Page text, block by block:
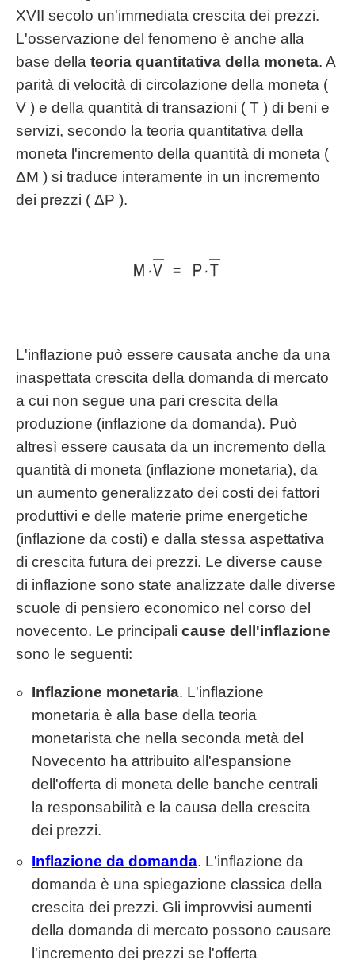
XVII secolo un'immediata crescita dei prezzi.
L'osservazione del fenomeno è anche alla
base della teoria quantitativa della moneta. A
parità di velocità di circolazione della moneta (
V ) e della quantità di transazioni ( T ) di beni e
servizi, secondo la teoria quantitativa della
moneta l'incremento della quantità di moneta (
ΔM ) si traduce interamente in un incremento
dei prezzi ( ΔP ).
L'inflazione può essere causata anche da una
inaspettata crescita della domanda di mercato
a cui non segue una pari crescita della
produzione (inflazione da domanda). Può
altresì essere causata da un incremento della
quantità di moneta (inflazione monetaria), da
un aumento generalizzato dei costi dei fattori
produttivi e delle materie prime energetiche
(inflazione da costi) e dalla stessa aspettativa
di crescita futura dei prezzi. Le diverse cause
di inflazione sono state analizzate dalle diverse
scuole di pensiero economico nel corso del
novecento. Le principali cause dell'inflazione
sono le seguenti:
Inflazione monetaria. L'inflazione
monetaria è alla base della teoria
monetarista che nella seconda metà del
Novecento ha attribuito all'espansione
dell'offerta di moneta delle banche centrali
la responsabilità e la causa della crescita
dei prezzi.
Inflazione da domanda. L'inflazione da
domanda è una spiegazione classica della
crescita dei prezzi. Gli improvvisi aumenti
della domanda di mercato possono causare
l'incremento dei prezzi se l'offerta